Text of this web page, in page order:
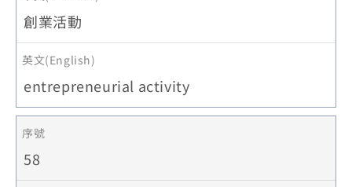
創業活動
entrepreneurial activity
58